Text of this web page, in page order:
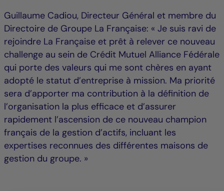
Guillaume Cadiou, Directeur Général et membre du
Directoire de Groupe La Française: « Je suis ravi de
rejoindre La Française et prêt à relever ce nouveau
challenge au sein de Crédit Mutuel Alliance Fédérale
qui porte des valeurs qui me sont chères en ayant
adopté le statut d’entreprise à mission. Ma priorité
sera d’apporter ma contribution à la définition de
l’organisation la plus efficace et d’assurer
rapidement l’ascension de ce nouveau champion
français de la gestion d’actifs, incluant les
expertises reconnues des différentes maisons de
gestion du groupe. »